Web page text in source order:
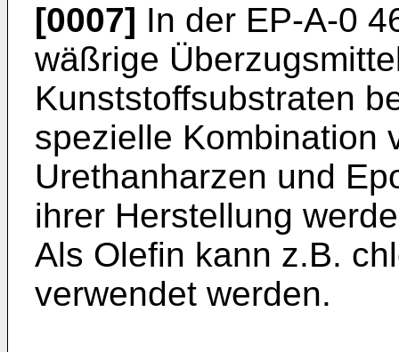
[0007] In der EP-A-0
wäßrige
Kunststoffsubstraten
spezielle Kombination
Urethanharzen und
ihrer Herstellung
Als Olefin kann z.B.
verwendet werden.